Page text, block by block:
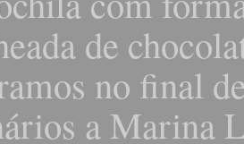
de
no final
a Marina